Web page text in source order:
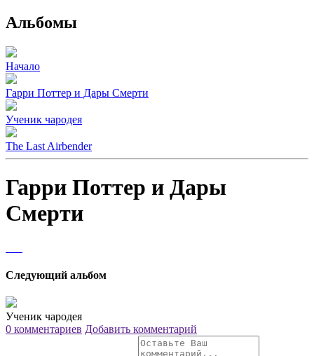
Альбомы
Начало
Гарри Поттер и Дары Смерти
Ученик чародея
The Last Airbender
Гарри Поттер и Дары
Смерти
Следующий альбом
Ученик чародея
0 комментариев Добавить комментарий